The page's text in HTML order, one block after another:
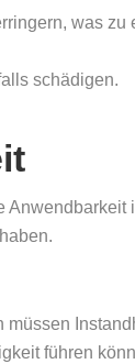
was zu
schädigen.
Anwendbarkeit
müssen
führen